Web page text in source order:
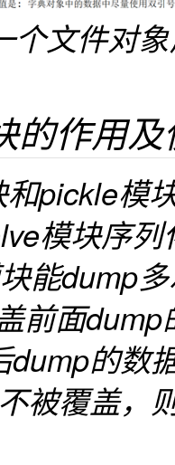
个文件对
的作用
pickle模
模块序
能dump
前面
dump的数
被覆盖，